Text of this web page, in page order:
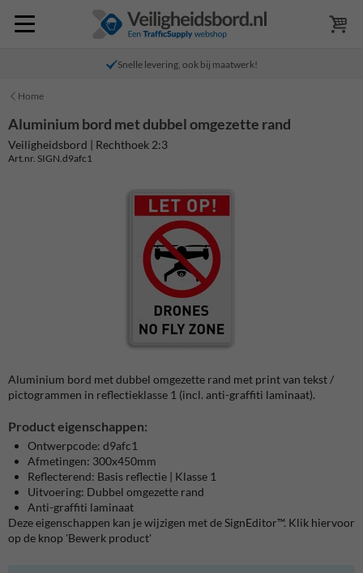
Snelle levering, ook bij maatwerk!
Home
Aluminium bord met dubbel omgezette rand
Veiligheidsbord | Rechthoek 2:3
Art.nr. SIGN.d9afc1
Aluminium bord met dubbel omgezette rand met print van tekst /
pictogrammen in reflectieklasse 1 (incl. anti-graffiti laminaat).
Product eigenschappen:
Ontwerpcode: d9afc1
Afmetingen: 300x450mm
Reflecterend: Basis reflectie | Klasse 1
Uitvoering: Dubbel omgezette rand
Anti-graffiti laminaat
Deze eigenschappen kan je wijzigen met de SignEditor™. Klik hiervoor
op de knop 'Bewerk product'